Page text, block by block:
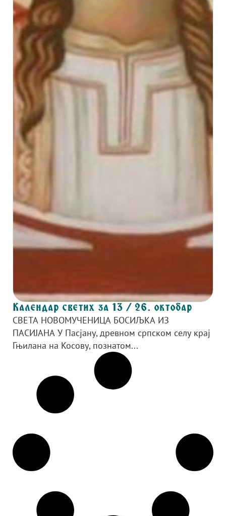
Календар светих за 13 / 26. октобар
СВЕТА НОВОМУЧЕНИЦА БОСИЉКА ИЗ
ПАСИЈАНА У Пасјану, древном српском селу крај
Гњилана на Косову, познатом...